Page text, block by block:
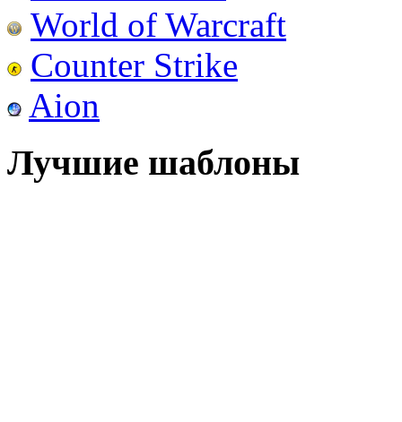
World of Warcraft
Counter Strike
Aion
Лучшие шаблоны